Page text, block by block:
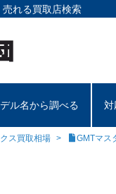
れる買取店検索
ル名から調べる 対
ス買取相場 GMTマス